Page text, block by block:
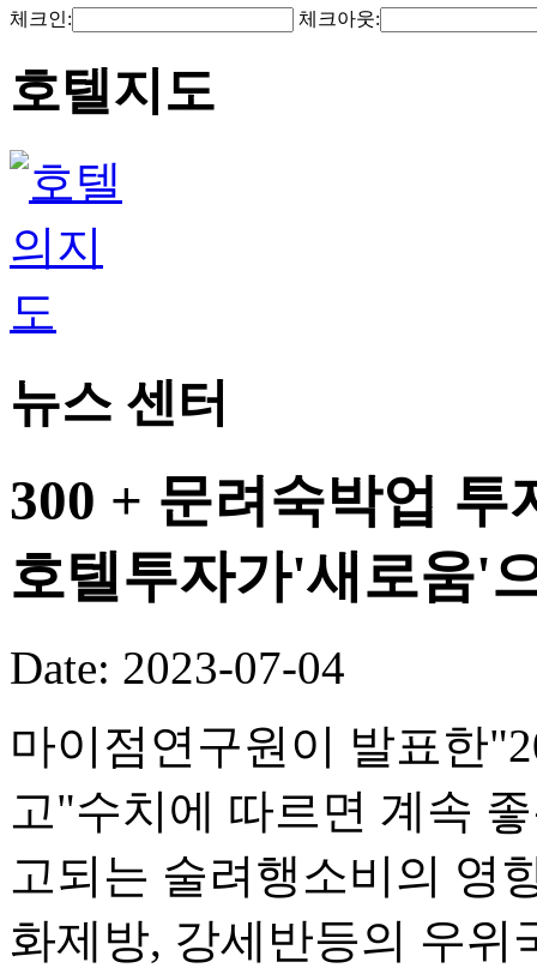
체크인: 체크아웃:
호텔지도
뉴스 센터
300 + 문려숙박업
호텔투자가'새로움'
Date: 2023-07-04
마이점연구원이 발표한
고"수치에 따르면 계속
고되는 술려행소비의 영
화제방, 강세반등의 우위